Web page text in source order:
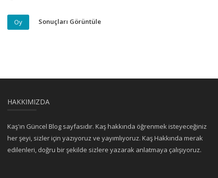
Oy Sonuçları Görüntüle
HAKKIMIZDA
Kaş'ın Güncel Blog sayfasıdır. Kaş hakkında öğrenmek isteyeceğiniz
her şeyi, sizler için yazıyoruz ve yayımlıyoruz. Kaş Hakkında merak
edilenleri, doğru bir şekilde sizlere yazarak anlatmaya çalışıyoruz.